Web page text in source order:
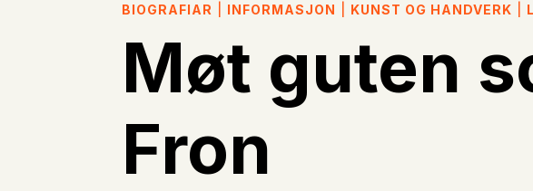
BIOGRAFIAR INFORMASJON KUNST OG HANDVERK
Møt guten
Fron